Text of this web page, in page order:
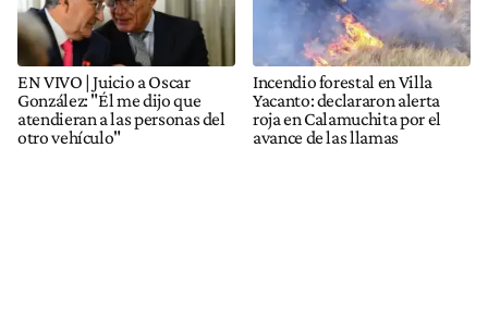
EN VIVO | Juicio a Oscar
González: "Él me dijo que
atendieran a las personas del
otro vehículo"
Incendio forestal en Villa
Yacanto: declararon alerta
roja en Calamuchita por el
avance de las llamas